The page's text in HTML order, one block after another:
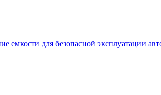
емкости для безопасной эксплуатации